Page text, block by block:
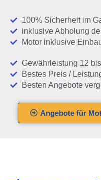
100% Sicherheit im
inklusive Abholung
Motor inklusive
Gewährleistung 12
Bestes Preis /
Besten Angebote
Angebote für